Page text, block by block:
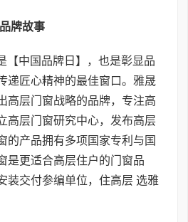
牌故事
【中国品牌日】，也是彰显品
递匠心精神的最佳窗口。雅晟
高层门窗战略的品牌，专注高
高层门窗研究中心，发布高层
的产品拥有多项国家专利与国
是更适合高层住户的门窗品
装交付参编单位，住高层 选雅